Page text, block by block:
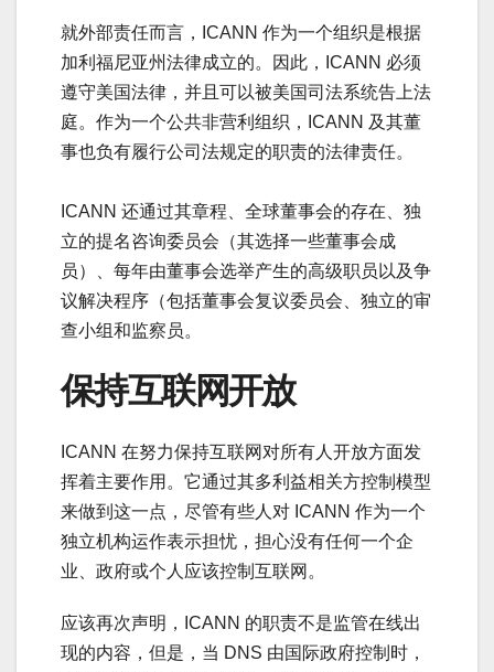
就外部责任而言，ICANN 作为一个组织是根据
加利福尼亚州法律成立的。因此，ICANN 必须
遵守美国法律，并且可以被美国司法系统告上法
庭。作为一个公共非营利组织，ICANN 及其董
事也负有履行公司法规定的职责的法律责任。
ICANN 还通过其章程、全球董事会的存在、独
立的提名咨询委员会（其选择一些董事会成
员）、每年由董事会选举产生的高级职员以及争
议解决程序（包括董事会复议委员会、独立的审
查小组和监察员。
保持互联网开放
ICANN 在努力保持互联网对所有人开放方面发
挥着主要作用。它通过其多利益相关方控制模型
来做到这一点，尽管有些人对 ICANN 作为一个
独立机构运作表示担忧，担心没有任何一个企
业、政府或个人应该控制互联网。
应该再次声明，ICANN 的职责不是监管在线出
现的内容，但是，当 DNS 由国际政府控制时，